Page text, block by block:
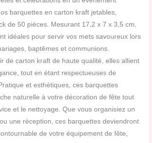
barquettes en carton kraft jetables,
de 50 pièces. Mesurant 17,2 x 7 x 3,5 cm,
idéales pour servir vos mets savoureux lors
baptêmes et communions.
de carton kraft de haute qualité, elles allient
tout en étant respectueuses de
et esthétiques, ces barquettes
naturelle à votre décoration de fête tout
et le nettoyage. Que vous organisiez un
une réception, ces barquettes deviendront
de votre équipement de fête,